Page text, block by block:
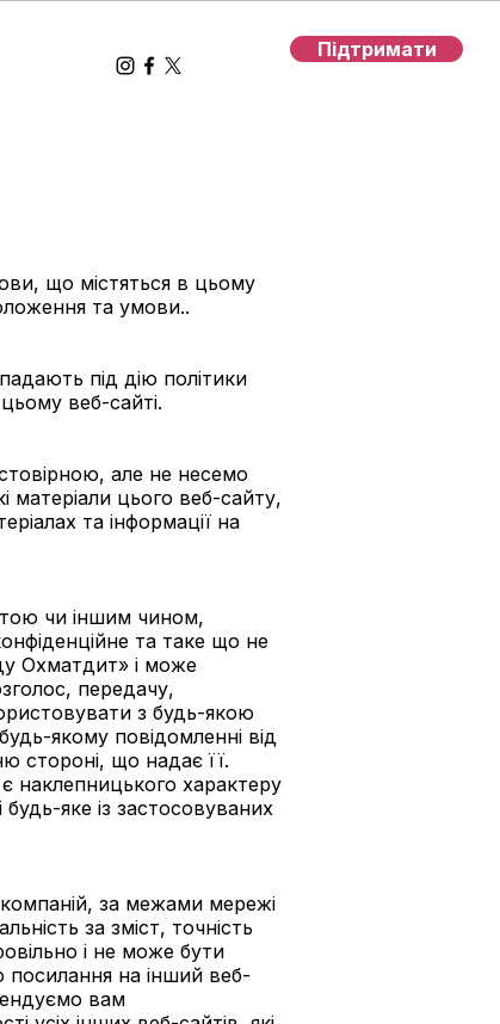
Підтримати
що містяться в цьому
та умови..
під дію політики
веб-сайті.
але не несемо
цього веб-сайту,
та інформації на
чи іншим чином,
та таке що не
Охматдит» і може
передачу,
з будь-якою
якому повідомленні від
стороні, що надає її.
наклепницького характеру
яке із застосовуваних
за межами мережі
за зміст, точність
і не може бути
посилання на інший веб-
вам